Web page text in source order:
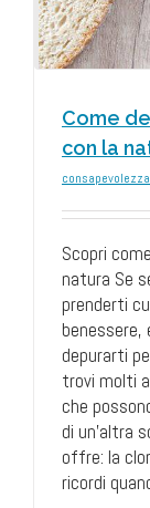
Come
con la
Scopri
natura Se
prenderti
depurarti
trovi molti
che
di un'altra
offre: la
ricordi